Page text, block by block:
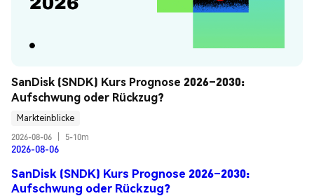
SanDisk (SNDK) Kurs Prognose 2026–2030:
Aufschwung oder Rückzug?
Markteinblicke
2026-08-06
5-10m
2026-08-06
SanDisk (SNDK) Kurs Prognose 2026–2030:
Aufschwung oder Rückzug?